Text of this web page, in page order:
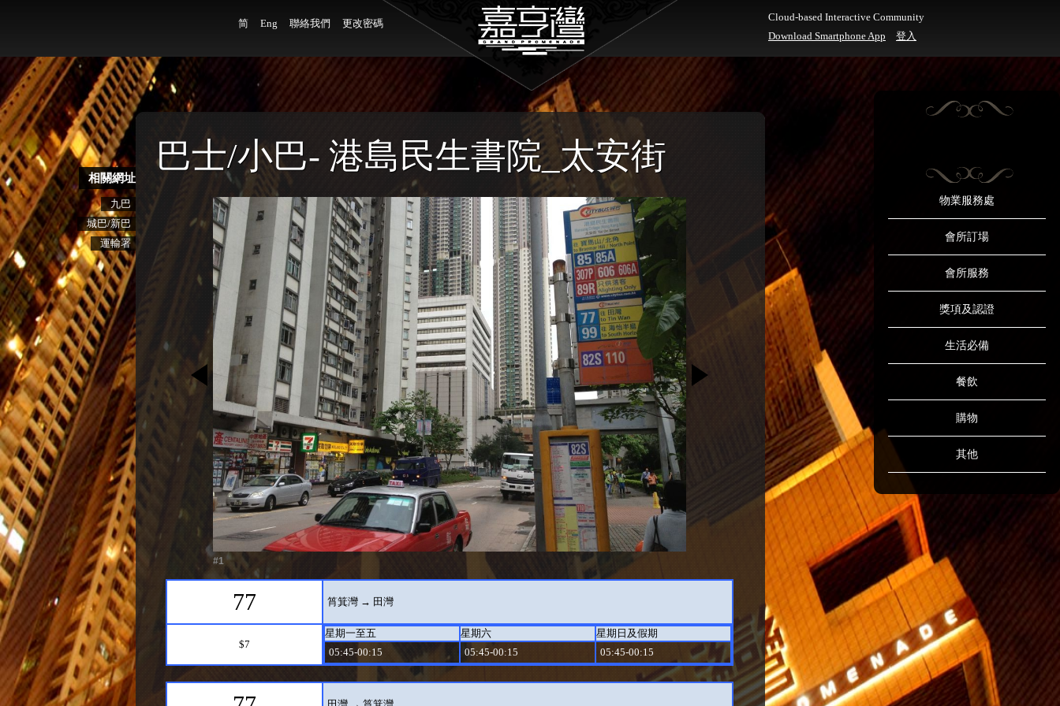
简 Eng 聯絡我們 更改密碼
Cloud-based Interactive Community
Download Smartphone App
登入
物業服務處
會所訂場
會所服務
獎項及認證
生活必備
餐飲
購物
其他
相關網址
九巴
城巴/新巴
運輸署
巴士/小巴- 港島民生書院_太安街
#1
77 筲箕灣 → 田灣
$7
星期一至五 星期六
星期日及假期
05:45-00:15
05:45-00:15 05:45-00:15